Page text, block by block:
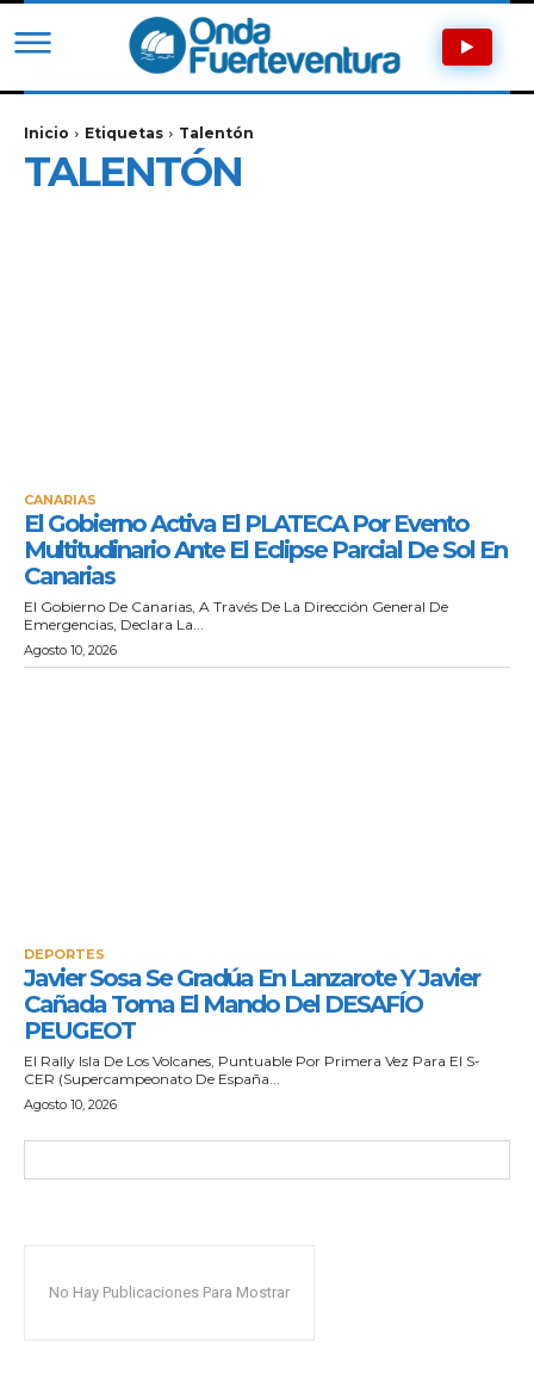
Inicio Etiquetas Talentón
TALENTÓN
CANARIAS
El Gobierno Activa El PLATECA Por Evento
Multitudinario Ante El Eclipse Parcial De Sol En
Canarias
El Gobierno De Canarias, A Través De La Dirección General De
Emergencias, Declara La...
Agosto 10, 2026
DEPORTES
Javier Sosa Se Gradúa En Lanzarote Y Javier
Cañada Toma El Mando Del DESAFÍO
PEUGEOT
El Rally Isla De Los Volcanes, Puntuable Por Primera Vez Para El S-
CER (Supercampeonato De España...
Agosto 10, 2026
No Hay Publicaciones Para Mostrar